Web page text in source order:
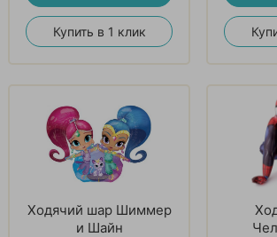
Купить в 1 клик
Ходячий шар Шиммер
и Шайн